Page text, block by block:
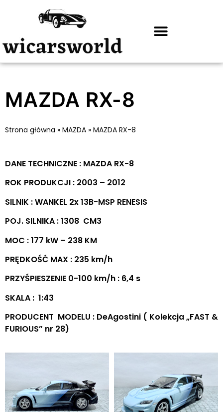
MAZDA RX-8
Strona główna » MAZDA » MAZDA RX-8
DANE TECHNICZNE : MAZDA RX-8
ROK PRODUKCJI : 2003 – 2012
SILNIK : WANKEL 2x 13B-MSP RENESIS
POJ. SILNIKA : 1308 CM3
MOC : 177 kW – 238 KM
PRĘDKOŚĆ MAX : 235 km/h
PRZYŚPIESZENIE 0-100 km/h : 6,4 s
SKALA : 1:43
PRODUCENT MODELU : DeAgostini ( Kolekcja „FAST &
FURIOUS” nr 28)